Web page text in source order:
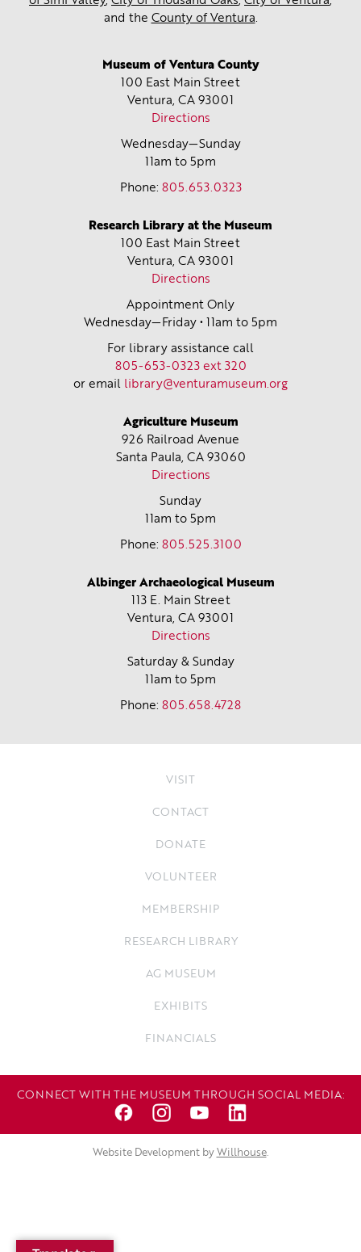
and the County of Ventura.
Museum of Ventura County
100 East Main Street
Ventura, CA 93001
Directions
Wednesday—Sunday
11am to 5pm
Phone: 805.653.0323
Research Library at the Museum
100 East Main Street
Ventura, CA 93001
Directions
Appointment Only
Wednesday—Friday • 11am to 5pm
For library assistance call
805-653-0323 ext 320
or email library@venturamuseum.org
Agriculture Museum
926 Railroad Avenue
Santa Paula, CA 93060
Directions
Sunday
11am to 5pm
Phone: 805.525.3100
Albinger Archaeological Museum
113 E. Main Street
Ventura, CA 93001
Directions
Saturday & Sunday
11am to 5pm
Phone: 805.658.4728
VISIT
CONTACT
DONATE
VOLUNTEER
MEMBERSHIP
RESEARCH LIBRARY
AG MUSEUM
EXHIBITS
FINANCIALS
CONNECT WITH THE MUSEUM THROUGH SOCIAL MEDIA:
Website Development by Willhouse.